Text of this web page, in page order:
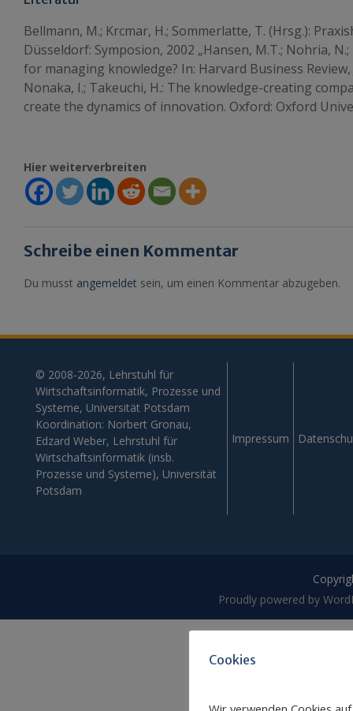
Bellmann, M.; Krcmar, H.; Sommerlatte, T. (Hrsg.):
Düsseldorf: Symposion, 2002 „Hansen, M.T.; Nohria,
for managing knowledge? In: Harvard Business Review,
Nonaka, I.; Takeuchi, H.: The knowledge-creating
create the dynamics of innovation. Oxford: Oxford
Hier weiterverbreiten
Schreibe einen Kommentar
Du musst angemeldet sein, um einen Kommentar abzugeben.
© 2008-2026, Lehrstuhl für
Wirtschaftsinformatik, Prozesse und
Systeme, Universität Potsdam
Koordination: Norbert Gronau,
Edzard Weber, Lehrstuhl für
Wirtschaftsinformatik (insb.
Prozesse und Systeme), Universität
Potsdam
Impressum
Proudly powered by
Cookies